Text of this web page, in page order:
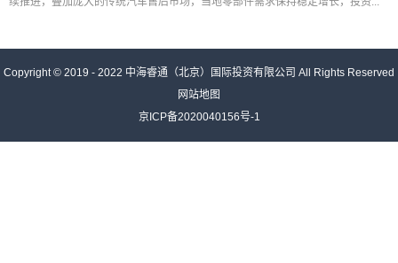
Copyright © 2019 - 2022 中海睿通（北京）国际投资有限公司 All Rights Reserved
网站地图
京ICP备2020040156号-1